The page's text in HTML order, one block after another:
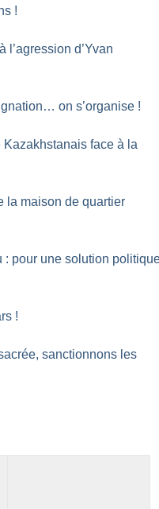
!
l’agression d’Yvan
on s’organise !
face à la
la maison de quartier
: pour une solution
!
sanctionnons les